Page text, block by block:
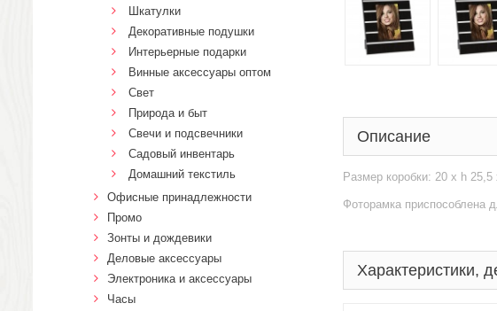
Описание
Размер коробки: 20 х h
Фоторамка приспособлена
Характеристики,
Шкатулки
Декоративные подушки
Интерьерные подарки
Винные аксессуары оптом
Свет
Природа и быт
Свечи и подсвечники
Садовый инвентарь
Домашний текстиль
Офисные принадлежности
Промо
Зонты и дождевики
Деловые аксессуары
Электроника и аксессуары
Часы